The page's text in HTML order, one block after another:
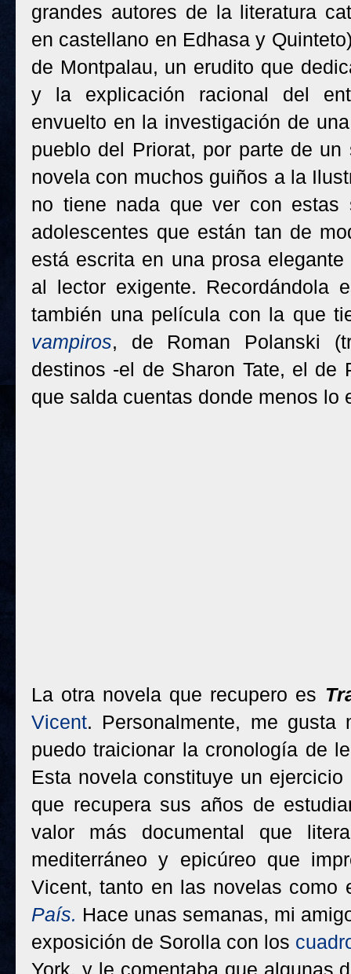
grandes autores de la literatura
en castellano en Edhasa y
de Montpalau, un erudito que
y la explicación racional del
envuelto en la investigación de
pueblo del Priorat, por parte de
novela con muchos guiños a la
no tiene nada que ver con estas
adolescentes que están tan de
está escrita en una prosa
al lector exigente. Recordándola
también una película con la que
vampiros, de Roman Polanski
destinos -el de Sharon Tate, el
que salda cuentas donde menos lo
La otra novela que recupero es
Vicent. Personalmente, me
puedo traicionar la cronología de
Esta novela constituye un
que recupera sus años de
valor más documental que
mediterráneo y epicúreo que
Vicent, tanto en las novelas
País. Hace unas semanas, mi
exposición de Sorolla con los
York, y le comentaba que algunas